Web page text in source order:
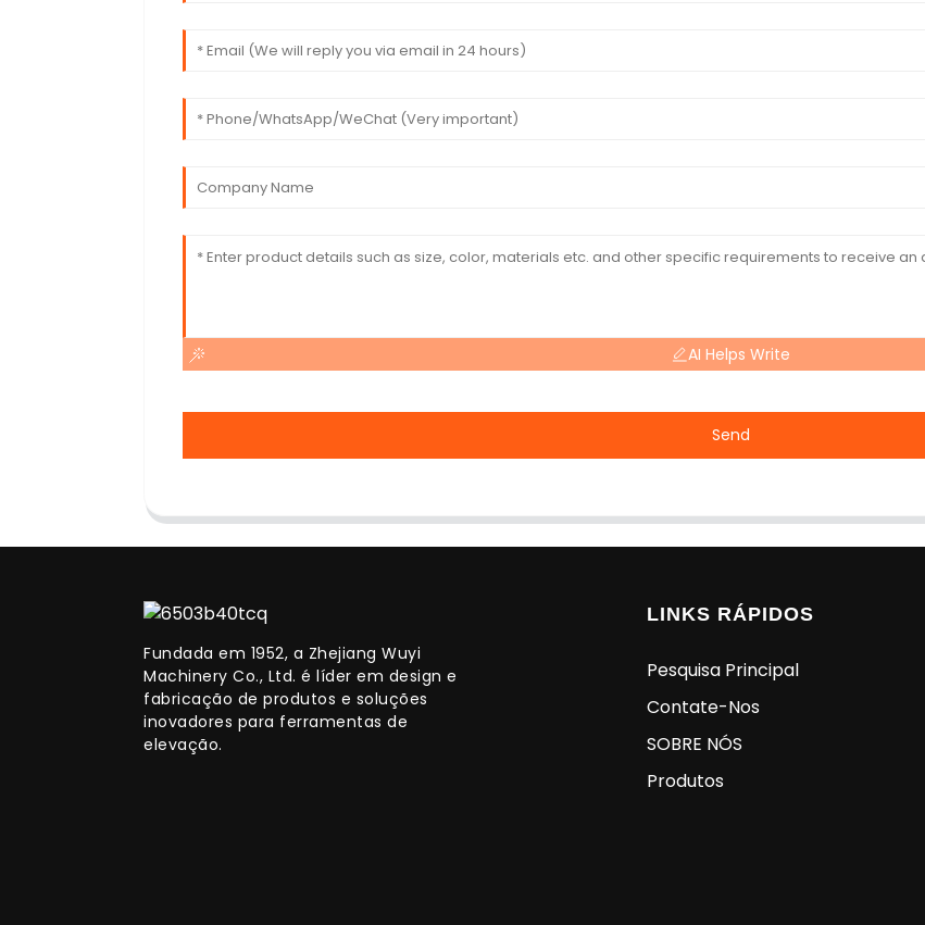
AI Helps Write
Send
Fundada em 1952, a Zhejiang Wuyi
Machinery Co., Ltd. é líder em design e
fabricação de produtos e soluções
inovadores para ferramentas de
elevação.
LINKS RÁPIDOS
Pesquisa Principal
Contate-Nos
SOBRE NÓS
Produtos